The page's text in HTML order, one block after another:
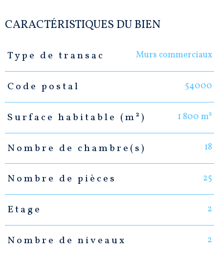
CARACTÉRISTIQUES DU BIEN
Caractéristiques Valeurs
Type de transac Murs commerciaux
Code postal 54000
Surface habitable (m²) 1 800 m²
Nombre de chambre(s) 18
Nombre de pièces 25
Etage 2
Nombre de niveaux 2